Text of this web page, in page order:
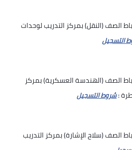
الصف (النقل) بمركز التدريب لوحدات
التسجيل
الصف (الهندسة العسكرية) بمركز
شروط التسجيل
الصف (سلاح الإشارة) بمركز التدريب